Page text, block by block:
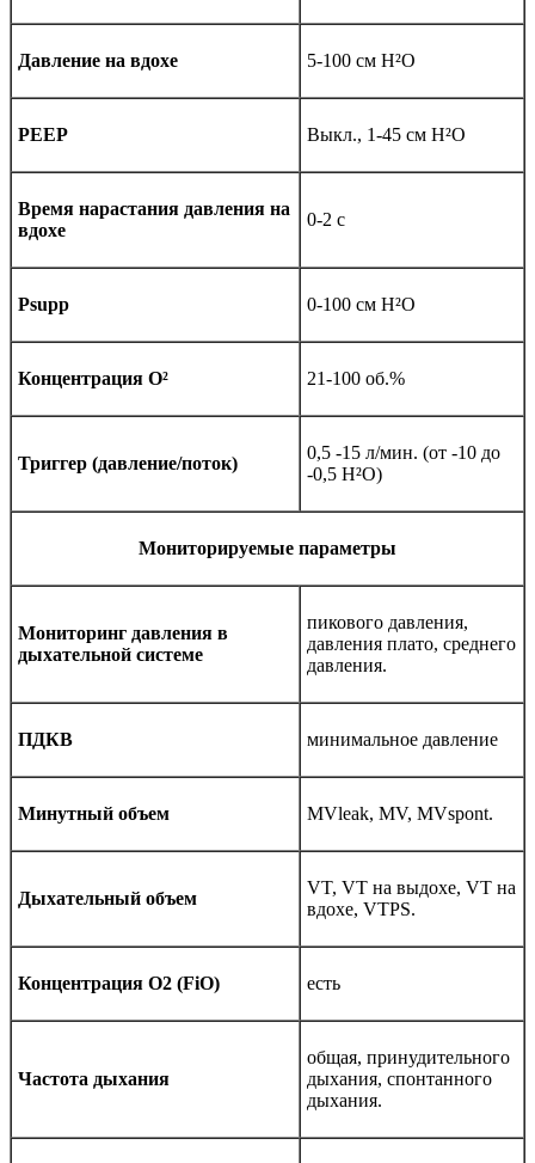
Давление на вдохе 5-100 см Н²О
PEEP Выкл., 1-45 см Н²О
Время нарастания давления на
вдохе
0-2 с
Psupp 0-100 см Н²О
Концентрация О² 21-100 об.%
Триггер (давление/поток)
0,5 -15 л/мин. (от -10 до
-0,5 Н²О)
Мониторируемые параметры
Мониторинг давления в
дыхательной системе
пикового давления,
давления плато, среднего
давления.
ПДКВ минимальное давление
Минутный объем MVleak, MV, MVspont.
Дыхательный объем
VT, VT на выдохе, VT на
вдохе, VTPS.
Концентрация O2 (FiO) есть
Частота дыхания
общая, принудительного
дыхания, спонтанного
дыхания.